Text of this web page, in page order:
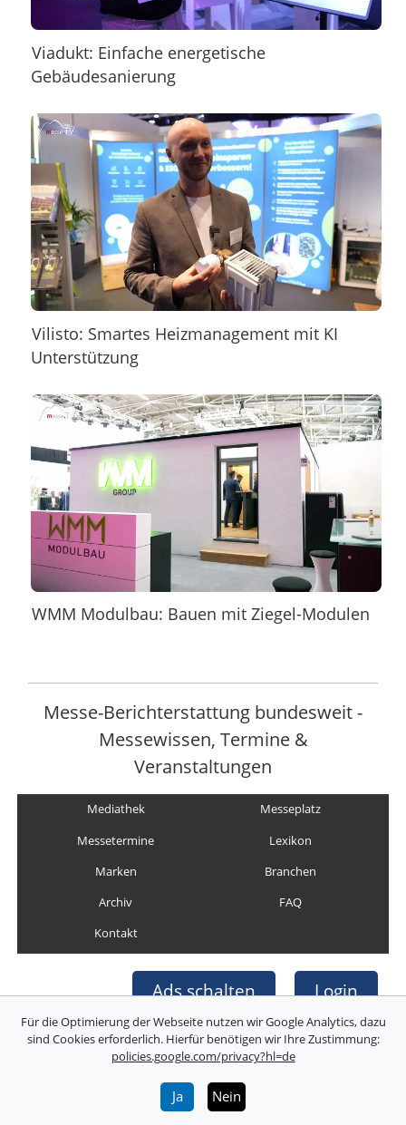
Viadukt: Einfache energetische
Gebäudesanierung
Vilisto: Smartes Heizmanagement mit KI
Unterstützung
WMM Modulbau: Bauen mit Ziegel-Modulen
Messe-Berichterstattung bundesweit -
Messewissen, Termine &
Veranstaltungen
Mediathek
Messeplatz
Messetermine
Lexikon
Marken
Branchen
Archiv
FAQ
Kontakt
Ads schalten Login
Copyright © Deutsche Messefilm & Medien GmbH
Folgen Sie uns:
Impressum AGB
Für die Optimierung der Webseite nutzen wir Google Analytics, dazu
sind Cookies erforderlich. Hierfür benötigen wir Ihre Zustimmung:
policies.google.com/privacy?hl=de
Ja Nein